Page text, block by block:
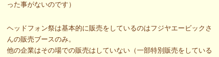
った事がないのです）
ヘッドフォン祭は基本的に販売をしているのはフジヤエービックさ
んの販売ブースのみ。
他の企業はその場での販売はしていない（一部特別販売をしている